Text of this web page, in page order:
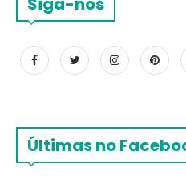
Últimas no